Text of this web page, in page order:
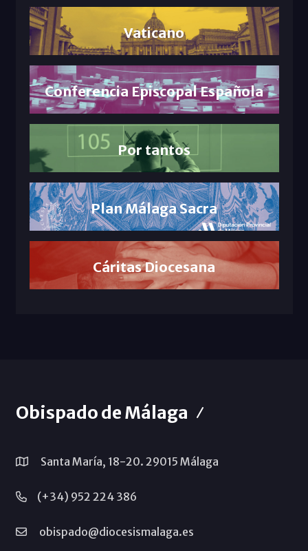
Vaticano
Conferencia Episcopal Española
Por tantos
Plan Málaga Sacra
Cáritas Diocesana
Obispado de Málaga
Santa María, 18-20. 29015 Málaga
(+34) 952 224 386
obispado@diocesismalaga.es